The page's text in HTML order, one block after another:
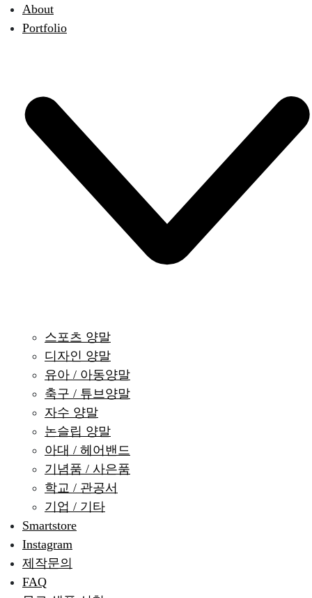
About
Portfolio
스포츠 양말
디자인 양말
유아 / 아동양말
축구 / 튜브양말
자수 양말
논슬립 양말
아대 / 헤어밴드
기념품 / 사은품
학교 / 관공서
기업 / 기타
Smartstore
Instagram
제작문의
FAQ